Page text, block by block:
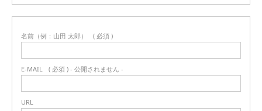
名前（例：山田 太郎） ( 必須 )
E-MAIL ( 必須 ) - 公開されません -
URL